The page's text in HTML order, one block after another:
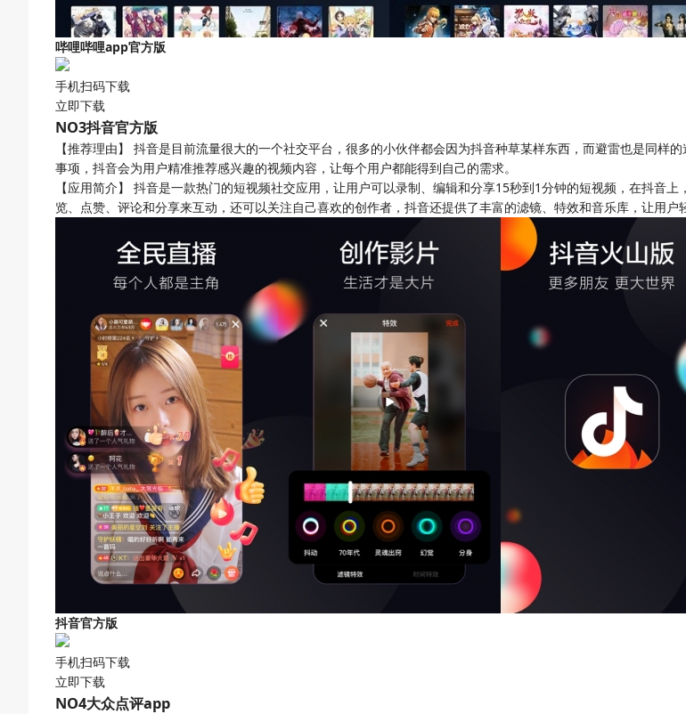
哔哩哔哩app官方版
手机扫码下载
立即下载
NO3抖音官方版
【推荐理由】
抖音是目前流量很大的一个社交平台，很多的小伙伴都会因为抖音种草某样东西，而避雷也是同样
事项，抖音会为用户精准推荐感兴趣的视频内容，让每个用户都能得到自己的需求。
【应用简介】
抖音是一款热门的短视频社交应用，让用户可以录制、编辑和分享15秒到1分钟的短视频，在抖音
览、点赞、评论和分享来互动，还可以关注自己喜欢的创作者，抖音还提供了丰富的滤镜、特效和音乐库，让用户
抖音官方版
手机扫码下载
立即下载
NO4大众点评app